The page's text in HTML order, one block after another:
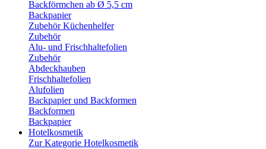
Backförmchen ab Ø 5,5 cm
Backpapier
Zubehör Küchenhelfer
Zubehör
Alu- und Frischhaltefolien
Zubehör
Abdeckhauben
Frischhaltefolien
Alufolien
Backpapier und Backformen
Backformen
Backpapier
Hotelkosmetik
Zur Kategorie Hotelkosmetik